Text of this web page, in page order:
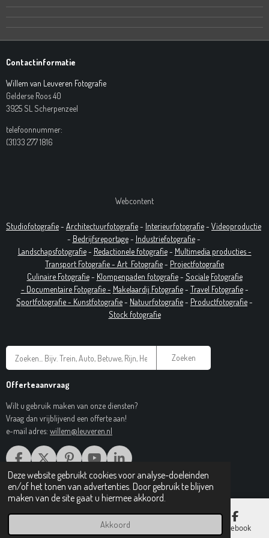
Deze website gebruikt cookies voor analyse-doeleinden
en/of het tonen van advertenties. Door gebruik te blijven
maken van de site gaat u hiermee akkoord.
Akkoord
Contactinformatie
Willem van Leuveren Fotografie
Gelderse Roos 40
3925 SL Scherpenzeel
telefoonnummer:
(31)33 277 1816
Webcontent
Studiofotografie- Architectuurfotografie- Interieurfotografie- Videoproductie
- Bedrijfsreportage- Industriefotografie-
Landschapsfotografie- Redactionele fotografie- Multimedia producties -
Transport Fotografie - Art Fotografie- Projectfotografie
Culinaire Fotografie- Klompenpaden fotografie- Sociale Fotografie
- Documentaire Fotografie- Makelaardij Fotografie- Travel Fotografie-
Sportfotografie - Kunstfotografie- Natuurfotografie- Productfotografie-
Stock fotografie
Zoeken
Offerteaanvraag
Wilt u gebruik maken van onze diensten?
Vraag dan vrijblijvend een offerte aan!
e-mail adres: willem@leuveren.nl
F
A
C
E
X
P
I
N
T
Y
O
U
T
L
I
N
K
I
© 2017 Regiobeeldbank.nl
Telefoonnummer Facebook